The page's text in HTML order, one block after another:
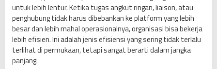
untuk lebih lentur. Ketika tugas angkut ringan, liaison, atau
penghubung tidak harus dibebankan ke platform yang lebih
besar dan lebih mahal operasionalnya, organisasi bisa bekerja
lebih efisien. Ini adalah jenis efisiensi yang sering tidak terlalu
terlihat di permukaan, tetapi sangat berarti dalam jangka
panjang.